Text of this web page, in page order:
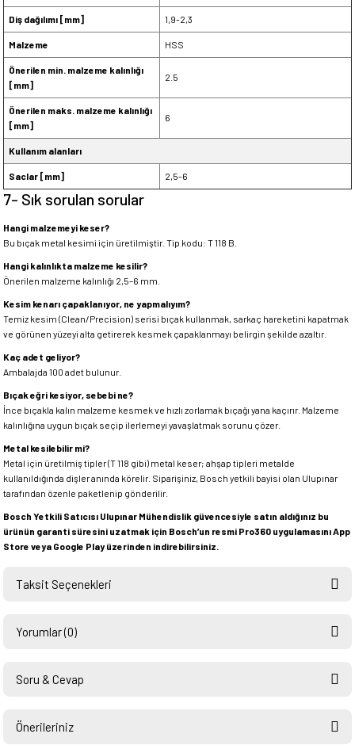
Diş dağılımı [mm] 1,9-2,3
Malzeme HSS
Önerilen min. malzeme kalınlığı
[mm]
2.5
Önerilen maks. malzeme kalınlığı
[mm]
6
Kullanım alanları
Saclar [mm] 2,5-6
7- Sık sorulan sorular
Hangi malzemeyi keser?
Bu bıçak metal kesimi için üretilmiştir. Tip kodu: T 118 B.
Hangi kalınlıkta malzeme kesilir?
Önerilen malzeme kalınlığı 2,5–6 mm.
Kesim kenarı çapaklanıyor, ne yapmalıyım?
Temiz kesim (Clean/Precision) serisi bıçak kullanmak, sarkaç hareketini kapatmak
ve görünen yüzeyi alta getirerek kesmek çapaklanmayı belirgin şekilde azaltır.
Kaç adet geliyor?
Ambalajda 100 adet bulunur.
Bıçak eğri kesiyor, sebebi ne?
İnce bıçakla kalın malzeme kesmek ve hızlı zorlamak bıçağı yana kaçırır. Malzeme
kalınlığına uygun bıçak seçip ilerlemeyi yavaşlatmak sorunu çözer.
Metal kesilebilir mi?
Metal için üretilmiş tipler (T 118 gibi) metal keser; ahşap tipleri metalde
kullanıldığında dişler anında körelir. Siparişiniz, Bosch yetkili bayisi olan Ulupınar
tarafından özenle paketlenip gönderilir.
Bosch Yetkili Satıcısı Ulupınar Mühendislik güvencesiyle satın aldığınız bu
ürünün garanti süresini uzatmak için Bosch’un resmi Pro360 uygulamasını App
Store veya Google Play üzerinden indirebilirsiniz.
Taksit Seçenekleri
Yorumlar (0)
Soru & Cevap
Önerileriniz